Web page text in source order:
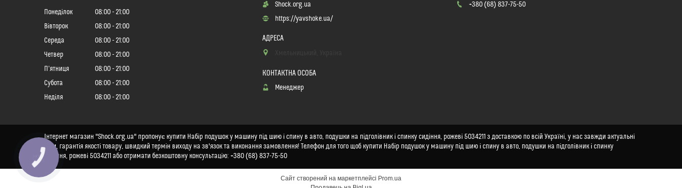
Понеділок 08:00
21:00
Вівторок
08:00
21:00
Середа
08:00
21:00
Четвер
08:00
21:00
Пʼятниця
08:00
21:00
Субота
08:00
21:00
Неділя
08:00 21:00
Shock.org.ua
https://yavshoke.ua/
Менеджер
+380 (68) 837-75-50
Інтернет магазин "Shock.org.ua" пропонує купити Набір подушок у машину під шию і спину в авто, подушки на підголівник і спинку сидіння, рожеві 5034211 з доставкою по всій Україні, у нас завжди актуальні
ціни, гарантія якості товару, швидкий термін виходу на зв'язок та виконання замовлення! Телефон для того щоб купити Набір подушок у машину під шию і спину в авто, подушки на підголівник і спинку
сидіння, рожеві 5034211 або отримати безкоштовну консультацію: +380 (68) 837-75-50
Сайт створений на маркетплейсі Prom.ua
КНОПКА
ЗВ'ЯЗКУ